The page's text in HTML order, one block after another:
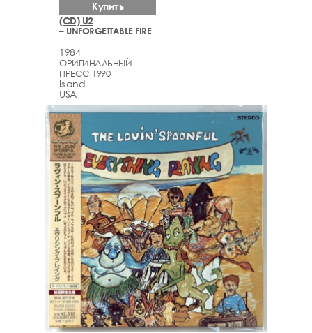
(CD) U2
– UNFORGETTABLE FIRE
1984
ОРИГИНАЛЬНЫЙ
ПРЕСС 1990
Island
USA
Купить